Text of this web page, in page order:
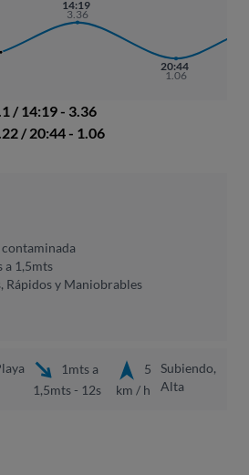
14:19
3.36
20:44
1.06
/ 14:19 - 3.36
/ 20:44 - 1.06
a 1,5mts
Rápidos y Maniobrables
1mts a
1,5mts - 12s
5
km / h
Subiendo,
Alta